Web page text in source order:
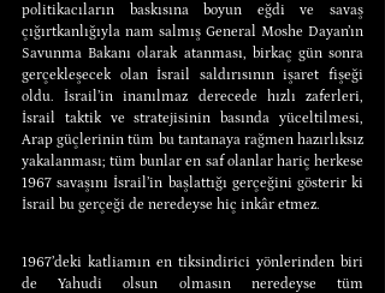
politikacıların baskısına boyun eğdi ve savaş
çığırtkanlığıyla nam salmış General Moshe Dayan’ın
Savunma Bakanı olarak atanması, birkaç gün sonra
gerçekleşecek olan İsrail saldırısının işaret fişeği
oldu. İsrail’in inanılmaz derecede hızlı zaferleri,
İsrail taktik ve stratejisinin basında yüceltilmesi,
Arap güçlerinin tüm bu tantanaya rağmen hazırlıksız
yakalanması; tüm bunlar en saf olanlar hariç herkese
1967 savaşını İsrail’in başlattığı gerçeğini gösterir ki
İsrail bu gerçeği de neredeyse hiç inkâr etmez.
1967’deki katliamın en tiksindirici yönlerinden biri
de Yahudi olsun olmasın neredeyse tüm